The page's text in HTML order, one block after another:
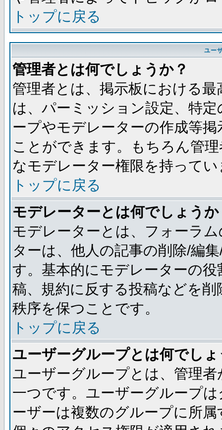
トップに戻る
ユー
管理者とは何でしょうか？
管理者とは、掲示板における
は、パーミッション設定、特
ープやモデレーターの作成等
ことができます。もちろん管
なモデレーター権限を持ってい
トップに戻る
モデレーターとは何でしょうか
モデレーターとは、フォーラ
ターは、他人の記事の削除/編
す。基本的にモデレーターの
稿、規約に反する投稿などを
秩序を保つことです。
トップに戻る
ユーザーグループとは何でし
ユーザーグループとは、管理
一つです。ユーザーグループ
ーザーは複数のグループに所